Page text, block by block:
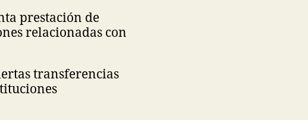
prestación de
relacionadas con
transferencias